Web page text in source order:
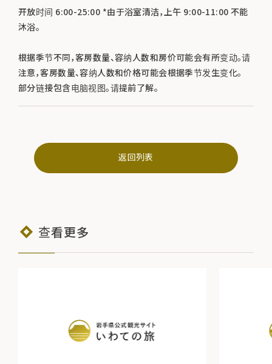
开放时间 6:00-25:00 *由于浴室清洁，上午 9:00-11:00 不能
沐浴。
根据季节不同，客房数量、容纳人数和房价可能会有所变动。请
注意，客房数量、容纳人数和价格可能会根据季节发生变化。
部分链接包含电脑视图。请提前了解。
返回列表
查看更多